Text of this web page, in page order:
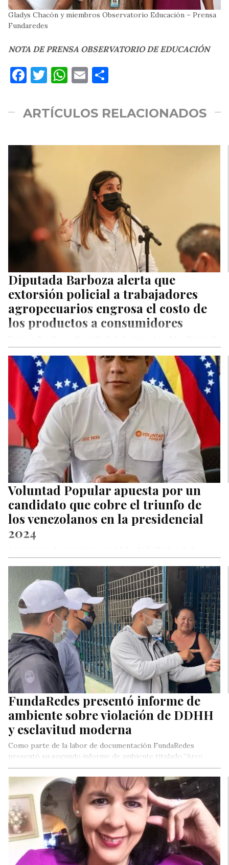
Gladys Chacón y miembros Observatorio Educación – Prensa
Fundaredes
NOTA DE PRENSA OBSERVATORIO DE EDUCACIÓN
Facebook
Twitter
WhatsApp
Email
ARTÍCULOS RELACIONADOS
Diputada Barboza alerta que
extorsión policial a trabajadores
agropecuarios engrosa el costo de
los productos a consumidores
por Voluntad Popular, alertó este martes que la extorsión que
ejecutan policías…
Voluntad Popular apuesta por un
candidato que cobre el triunfo de
los venezolanos en la presidencial
2024
elección presidencial de 2013, en la que no…
FundaRedes presentó informe de
ambiente sobre violación de DDHH
y esclavitud moderna
Como parte de la labor de documentación FundaRedes
presentó su segundo informe de ambiente titulado “Arco
Minero del Orinoco violación…